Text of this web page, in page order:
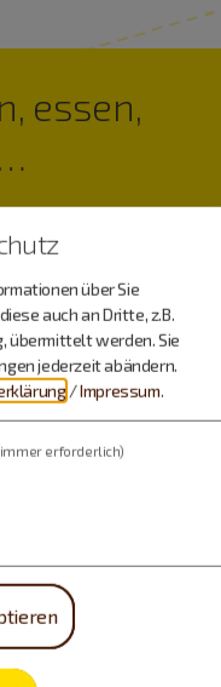
essen,
über Sie
auch an Dritte, z.B.
übermittelt werden. Sie
jederzeit abändern.
/Impressum.
erforderlich)